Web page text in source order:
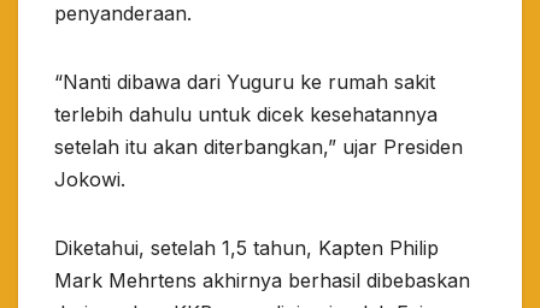
penyanderaan.
“Nanti dibawa dari Yuguru ke rumah sakit
terlebih dahulu untuk dicek kesehatannya
setelah itu akan diterbangkan,” ujar Presiden
Jokowi.
Diketahui, setelah 1,5 tahun, Kapten Philip
Mark Mehrtens akhirnya berhasil dibebaskan